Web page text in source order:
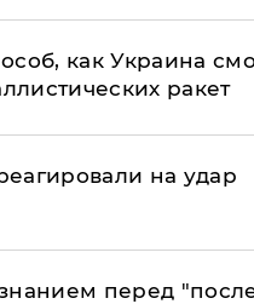
как Украина
ракет
на удар
перед